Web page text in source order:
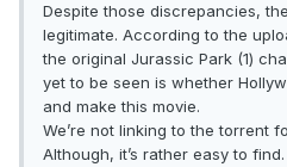
Despite those discrepancies,
legitimate. According to the
the original Jurassic Park (1)
yet to be seen is whether
and make this movie.
We’re not linking to the torrent
Although, it’s rather easy to find.